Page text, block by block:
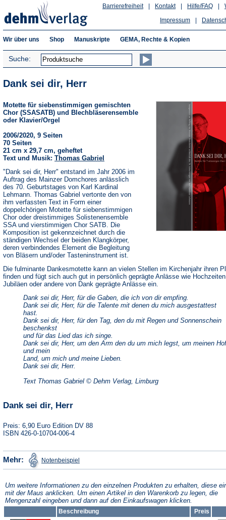
Hilfe/FAQ
Kontakt
Barrierefreiheit
Impressum
Wir über uns Shop Manuskripte GEMA, Rechte & Kopien
Suche:
Dank sei dir, Herr
Motette für siebenstimmigen gemischten
Chor (SSASATB) und Blechbläserensemble
oder Klavier/Orgel
2006/2020, 9 Seiten
70 Seiten
21 cm x 29,7 cm, geheftet
Text und Musik: Thomas Gabriel
"Dank sei dir, Herr" entstand im Jahr 2006 im
Auftrag des Mainzer Domchores anlässlich
des 70. Geburtstages von Karl Kardinal
Lehmann. Thomas Gabriel vertonte den von
ihm verfassten Text in Form einer
doppelchörigen Motette für siebenstimmigen
Chor oder dreistimmiges Solistenensemble
SSA und vierstimmigen Chor SATB. Die
Komposition ist gekennzeichnet durch die
ständigen Wechsel der beiden Klangkörper,
deren verbindendes Element die Begleitung
von Bläsern und/oder Tasteninstrument ist.
Die fulminante Dankesmotette kann an vielen Stellen im Kirchenjahr ihren
finden und fügt sich auch gut in persönlich geprägte Anlässe wie
Jubiläen oder andere von Dank geprägte Anlässe ein.
Dank sei dir, Herr, für die Gaben, die ich von dir empfing.
Dank sei dir, Herr, für die Talente mit denen du mich ausgestattest
hast.
Dank sei dir, Herr, für den Tag, den du mit Regen und Sonnenschein
beschenkst
und für das Lied das ich singe.
Dank sei dir, Herr, um den Arm den du um mich legst, um meinen Hof
und mein
Land, um mich und meine Lieben.
Dank sei dir, Herr.
Text Thomas Gabriel © Dehm Verlag, Limburg
Dank sei dir, Herr
Preis: 6,90 Euro Edition DV 88
ISBN 426-0-10704-006-4
Mehr: Notenbeispiel in
einem
Tab)
Um weitere Informationen zu den einzelnen Produkten zu erhalten, diese
mit der Maus anklicken. Um einen Artikel in den Warenkorb zu legen, die
Mengenzahl eingeben und dann auf den Einkaufswagen klicken.
Beschreibung
Preis